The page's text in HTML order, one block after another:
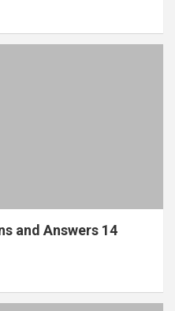
and Answers 14